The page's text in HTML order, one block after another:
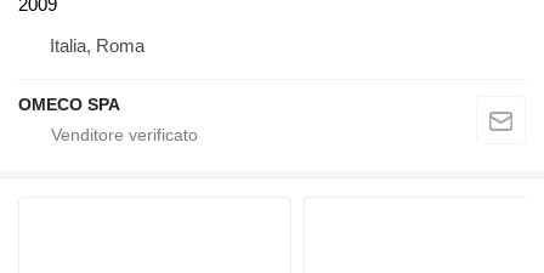
Italia, Roma
OMECO SPA